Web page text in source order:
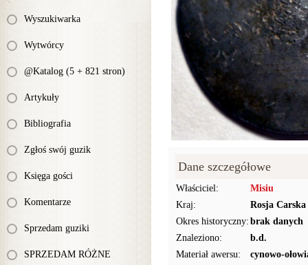
Wyszukiwarka
Wytwórcy
@Katalog (5 + 821 stron)
Artykuły
Bibliografia
Zgłoś swój guzik
Księga gości
Komentarze
Sprzedam guziki
SPRZEDAM RÓŻNE
Dane szczegółowe
Właściciel:
Misiu
Kraj:
Rosja Carska
Okres historyczny: brak danych
Znaleziono:
b.d.
Materiał awersu:
cynowo-